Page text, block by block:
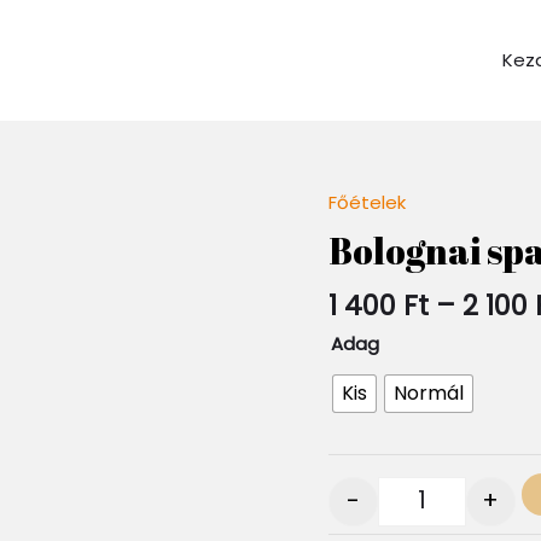
Főételek
Bolognai
1 400 Ft – 2 100
Adag
Kis Normál
- +